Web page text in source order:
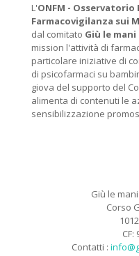
L'ONFM - Osservatorio
Farmacovigilanza sui
dal comitato Giù le mani
mission l'attività di
particolare iniziative di
di psicofarmaci su
giova del supporto del
alimenta di contenuti le
sensibilizzazione
Giù le
Corso
CF:
Contatti :